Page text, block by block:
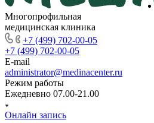
Многопрофильная
медицинская клиника
+7 (499) 702-00-05
+7 (499) 702-00-05
E-mail
administrator@medinacenter.ru
Режим работы
Ежедневно 07.00-21.00
Онлайн запись